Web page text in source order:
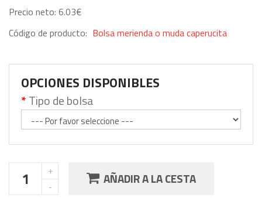
Precio neto: 6.03€
Código de producto: Bolsa merienda o muda caperucita
OPCIONES DISPONIBLES
Tipo de bolsa
AÑADIR A LA CESTA